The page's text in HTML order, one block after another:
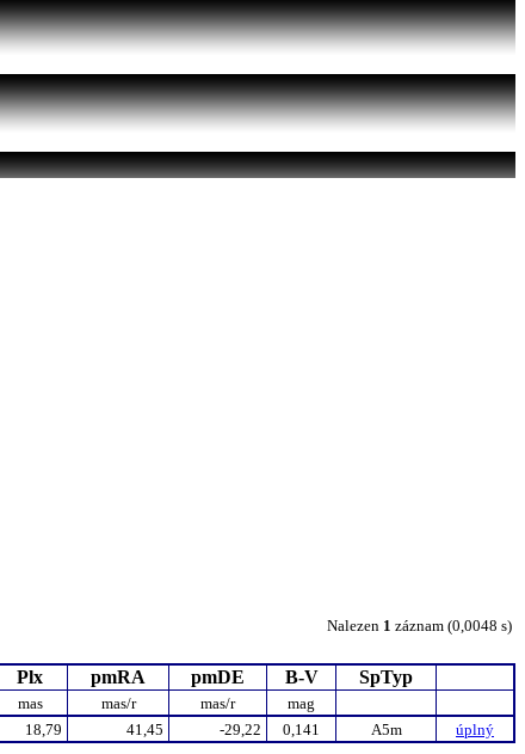
Nalezen 1 záznam (0,0048 s)
Plx pmRA pmDE B-V SpTyp
mas mas/r mas/r mag
18,79 41,45 -29,22 0,141 A5m úplný